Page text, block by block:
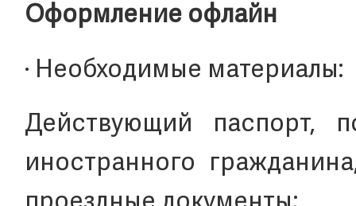
Оформление офлайн
· Необходимые материалы:
Действующий паспорт,
иностранного